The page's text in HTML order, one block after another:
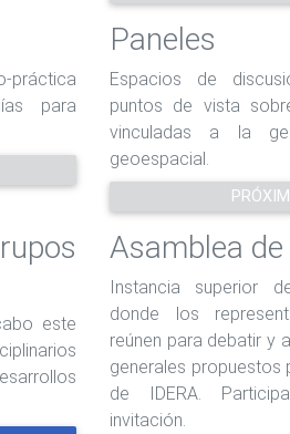
práctica
para
Paneles
Espacios de
puntos de vista
vinculadas a la
geoespacial.
este
Asamblea de
Instancia superior
donde los
reúnen para debatir y
generales propuestos
de IDERA.
invitación.